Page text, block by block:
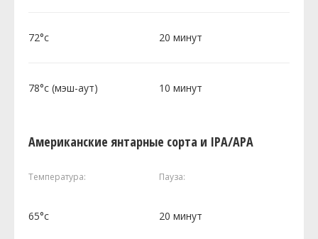
72°c 20 минут
78°c (мэш-аут) 10 минут
Американские янтарные сорта и IPA/APA
Температура: Пауза:
65°c 20 минут